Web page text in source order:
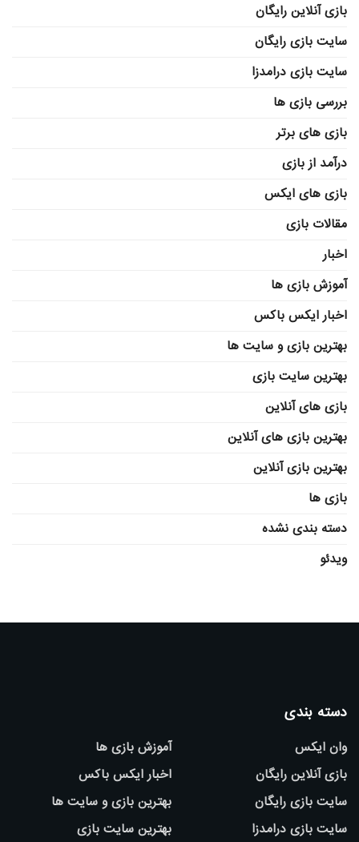
بازی آنلاین رایگان
سایت بازی رایگان
سایت بازی درامدزا
بررسی بازی ها
بازی های برتر
درآمد از بازی
بازی های ایکس
مقالات بازی
اخبار
آموزش بازی ها
اخبار ایکس باکس
بهترین بازی و سایت ها
بهترین سایت بازی
بازی های آنلاین
بهترین بازی های آنلاین
بهترین بازی آنلاین
بازی ها
دسته بندی نشده
ویدئو
دسته بندی
وان ایکس
بازی آنلاین رایگان
سایت بازی رایگان
سایت بازی درامدزا
آموزش بازی ها
اخبار ایکس باکس
بهترین بازی و سایت ها
بهترین سایت بازی